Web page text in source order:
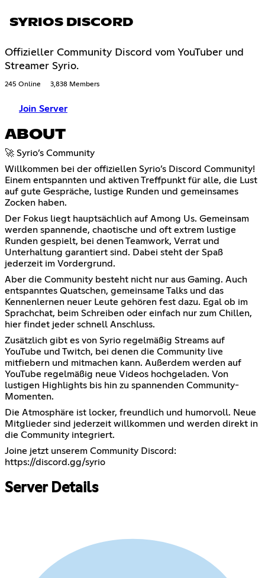
SYRIOS DISCORD
Offizieller Community Discord vom YouTuber und
Streamer Syrio.
245 Online 3,838 Members
Join Server
ABOUT
🚀 Syrio’s Community
Willkommen bei der offiziellen Syrio’s Discord Community!
Einem entspannten und aktiven Treffpunkt für alle, die Lust
auf gute Gespräche, lustige Runden und gemeinsames
Zocken haben.
Der Fokus liegt hauptsächlich auf Among Us. Gemeinsam
werden spannende, chaotische und oft extrem lustige
Runden gespielt, bei denen Teamwork, Verrat und
Unterhaltung garantiert sind. Dabei steht der Spaß
jederzeit im Vordergrund.
Aber die Community besteht nicht nur aus Gaming. Auch
entspanntes Quatschen, gemeinsame Talks und das
Kennenlernen neuer Leute gehören fest dazu. Egal ob im
Sprachchat, beim Schreiben oder einfach nur zum Chillen,
hier findet jeder schnell Anschluss.
Zusätzlich gibt es von Syrio regelmäßig Streams auf
YouTube und Twitch, bei denen die Community live
mitfiebern und mitmachen kann. Außerdem werden auf
YouTube regelmäßig neue Videos hochgeladen. Von
lustigen Highlights bis hin zu spannenden Community-
Momenten.
Die Atmosphäre ist locker, freundlich und humorvoll. Neue
Mitglieder sind jederzeit willkommen und werden direkt in
die Community integriert.
Joine jetzt unserem Community Discord:
https://discord.gg/syrio
Server Details